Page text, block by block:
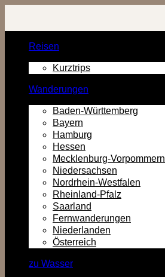
Inhalt
Reisen
Kurztrips
Wanderungen
Baden-Württemberg
Bayern
Hamburg
Hessen
Mecklenburg-Vorpommern
Niedersachsen
Nordrhein-Westfalen
Rheinland-Pfalz
Saarland
Fernwanderungen
Niederlanden
Österreich
zu Wasser